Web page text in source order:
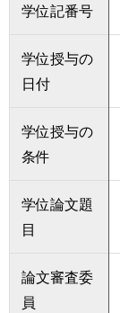
学位記番号
学位授与の
日付
学位授与の
条件
学位論文題
目
論文審査委
員